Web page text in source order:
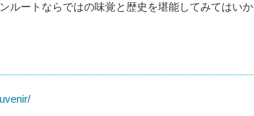
ルートならではの味覚と歴史を堪能してみてはいか